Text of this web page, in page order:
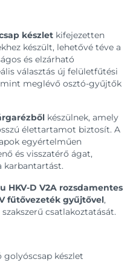
készlet kifejezetten
készült, lehetővé téve a
és elzárható
választás új felületfűtési
meglévő osztó-gyűjtők
készülnek, amely
élettartamot biztosít. A
egyértelműen
és visszatérő ágat,
karbantartást.
HKV-D V2A rozsdamentes
fűtővezeték gyűjtővel,
csatlakoztatását.
készlet